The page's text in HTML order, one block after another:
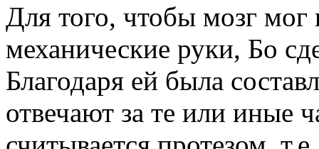
Для того, чтобы мозг мог
механические руки, Бо
Благодаря ей была
отвечают за те или иные